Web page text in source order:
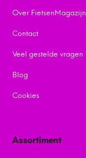
Over FietsenMagazijn
Contact
Veel gestelde vragen
Blog
Cookies
Assortiment